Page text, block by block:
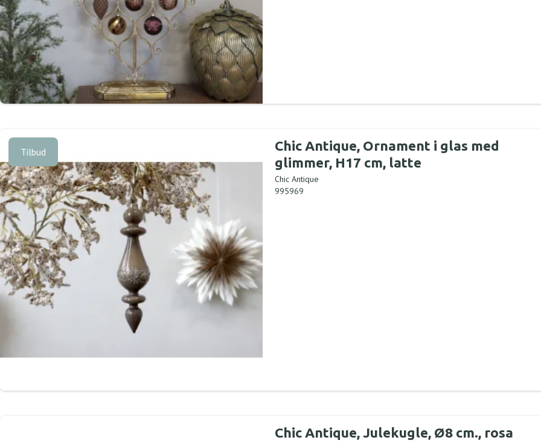
Tilbud
Chic Antique, Ornament i glas med
glimmer, H17 cm, latte
Chic Antique
995969
Chic Antique, Julekugle, Ø8 cm., rosa